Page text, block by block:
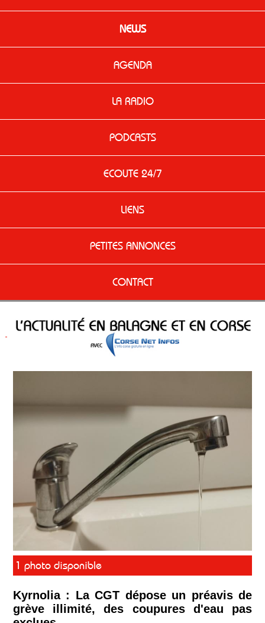
NEWS
AGENDA
LA RADIO
PODCASTS
ECOUTE 24/7
LIENS
PETITES ANNONCES
CONTACT
1 photo disponible
Kyrnolia : La CGT dépose un préavis de
grève illimité, des coupures d'eau pas